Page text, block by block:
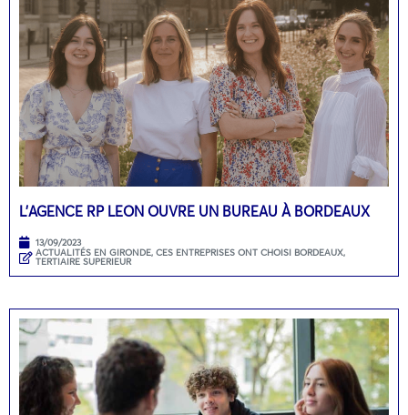
L’AGENCE RP LEON OUVRE UN BUREAU À BORDEAUX
13/09/2023
ACTUALITÉS EN GIRONDE, CES ENTREPRISES ONT CHOISI BORDEAUX,
TERTIAIRE SUPERIEUR